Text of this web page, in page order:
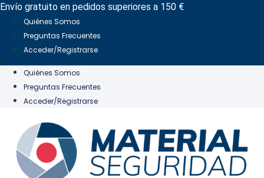
Ir
contenido
Envío gratuito en pedidos superiores a 150 €
Quiénes Somos
Preguntas Frecuentes
Acceder/Registrarse
Quiénes Somos
Preguntas Frecuentes
Acceder/Registrarse